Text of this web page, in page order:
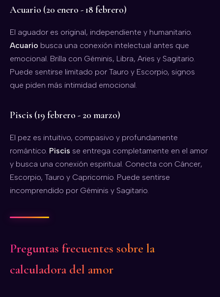
Acuario (20 enero - 18 febrero)
El aguador es original, independiente y humanitario.
Acuario busca una conexión intelectual antes que
emocional. Brilla con Géminis, Libra, Aries y Sagitario.
Puede sentirse limitado por Tauro y Escorpio, signos
que piden más intimidad emocional.
Piscis (19 febrero - 20 marzo)
El pez es intuitivo, compasivo y profundamente
romántico. Piscis se entrega completamente en el amor
y busca una conexión espiritual. Conecta con Cáncer,
Escorpio, Tauro y Capricornio. Puede sentirse
incomprendido por Géminis y Sagitario.
Preguntas frecuentes sobre la
calculadora del amor